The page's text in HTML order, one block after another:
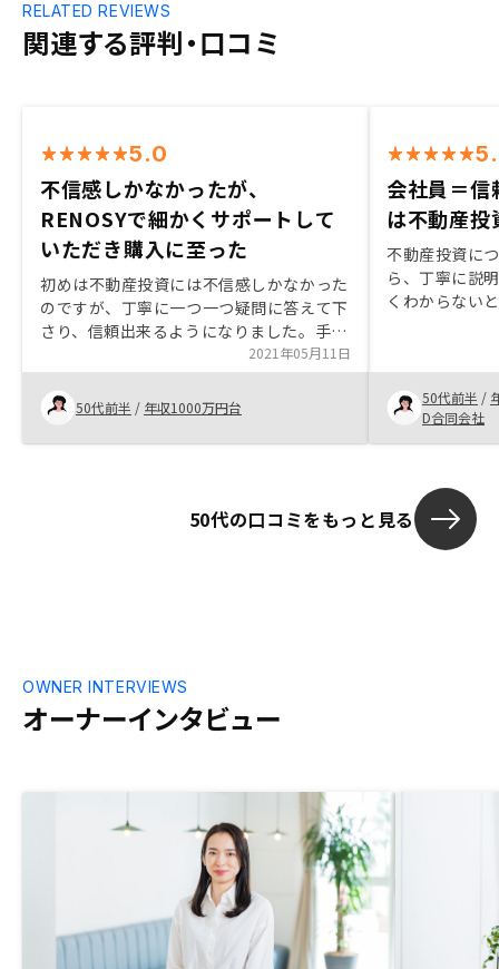
関連する評判・口コミ
RELATED REVIEWS
5.0
不信感しかなかったが、
RENOSYで細かくサポートして
いただき購入に至った
初めは不動産投資には不信感しかなかった
のですが、丁寧に一つ一つ疑問に答えて下
さり、信頼出来るようになりました。手続
きにも、細かくサポートして頂き、スムー
ズに進める事ができました。全くの素人の
私にも契約に至れたのは、全てスタッフの
皆様のおかげです。全くの素人にとって
は、何が何だかよくわからないままに物事
っとよかったかなと思います。
2021年05月11日
50代前半 / 年収1000万円台
会社員＝信
は不動産投
不動産投資に
ら、丁寧に説
くわからない
応が真摯であ
であることの
最後のタイミ
中を押されま
なく選ばれし
理解し、その
うことなく使
50代前半 /
D合同会社
50代の口コミをもっと見る
オーナーインタビュー
OWNER INTERVIEWS